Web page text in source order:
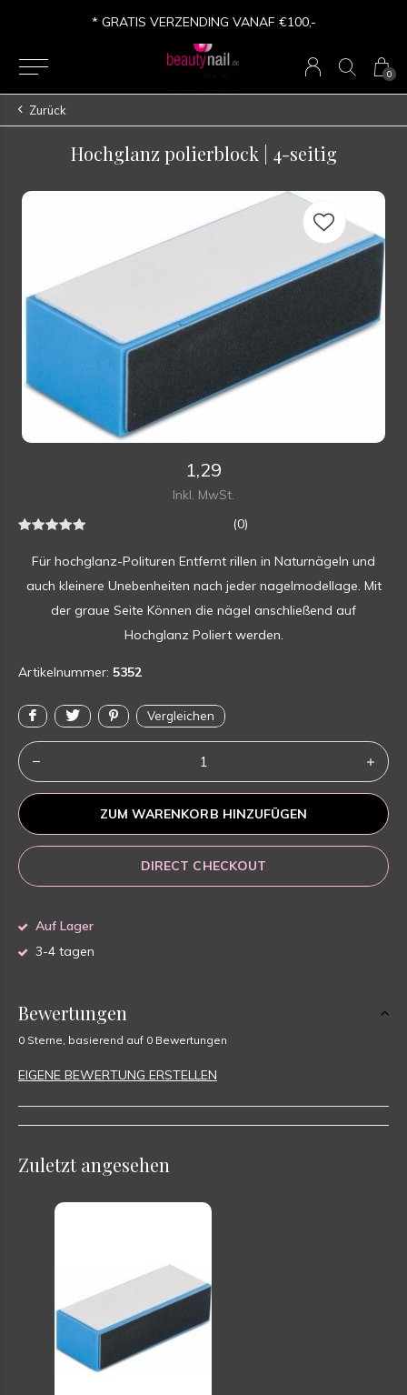
0
* GRATIS VERZENDING VANAF €100,-
Zurück
Hochglanz polierblock | 4-seitig
1,29
Inkl. MwSt.
(0)
Für hochglanz-Polituren Entfernt rillen in Naturnägeln und
auch kleinere Unebenheiten nach jeder nagelmodellage. Mit
der graue Seite Können die nägel anschließend auf
Hochglanz Poliert werden.
Artikelnummer: 5352
Vergleichen
ZUM WARENKORB HINZUFÜGEN
DIRECT CHECKOUT
Auf Lager
3-4 tagen
Bewertungen
0 Sterne, basierend auf 0 Bewertungen
EIGENE BEWERTUNG ERSTELLEN
Zuletzt angesehen